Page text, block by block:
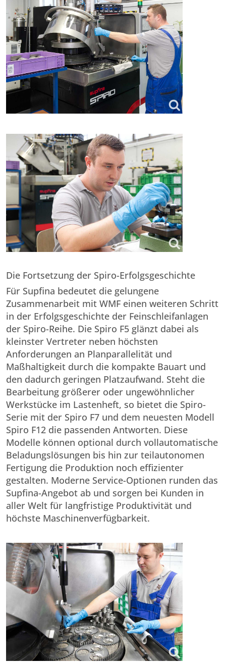
Die Fortsetzung der Spiro-Erfolgsgeschichte
Für Supfina bedeutet die gelungene
Zusammenarbeit mit WMF einen weiteren Schritt
in der Erfolgsgeschichte der Feinschleifanlagen
der Spiro-Reihe. Die Spiro F5 glänzt dabei als
kleinster Vertreter neben höchsten
Anforderungen an Planparallelität und
Maßhaltigkeit durch die kompakte Bauart und
den dadurch geringen Platzaufwand. Steht die
Bearbeitung größerer oder ungewöhnlicher
Werkstücke im Lastenheft, so bietet die Spiro-
Serie mit der Spiro F7 und dem neuesten Modell
Spiro F12 die passenden Antworten. Diese
Modelle können optional durch vollautomatische
Beladungslösungen bis hin zur teilautonomen
Fertigung die Produktion noch effizienter
gestalten. Moderne Service-Optionen runden das
Supfina-Angebot ab und sorgen bei Kunden in
aller Welt für langfristige Produktivität und
höchste Maschinenverfügbarkeit.